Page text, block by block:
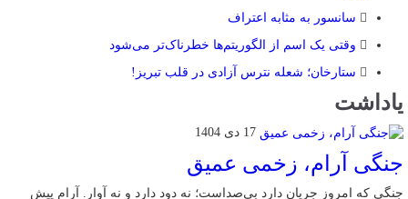
سانسور به مثابه اعتراف
وقتی یک اسم از الگوریتم‌ها خطرناک‌تر می‌شود
ستارخان؛ شعله نترس آزادی در قلب تبریز!
یاداشت
17 دی 1404
جنگی آرام، زخمی عمیق
جنگی که امروز جریان دارد بی‌صداست؛ نه دود دارد و نه آوار. آرام پیش